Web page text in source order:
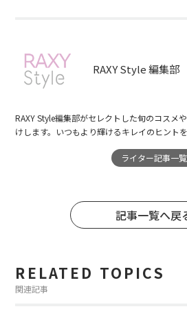
RAXY Style 編集部
RAXY Style編集部がセレクトした旬のコスメ
けします。いつもより輝けるキレイのヒント
ライター記事一覧
記事一覧へ戻
RELATED TOPICS
関連記事